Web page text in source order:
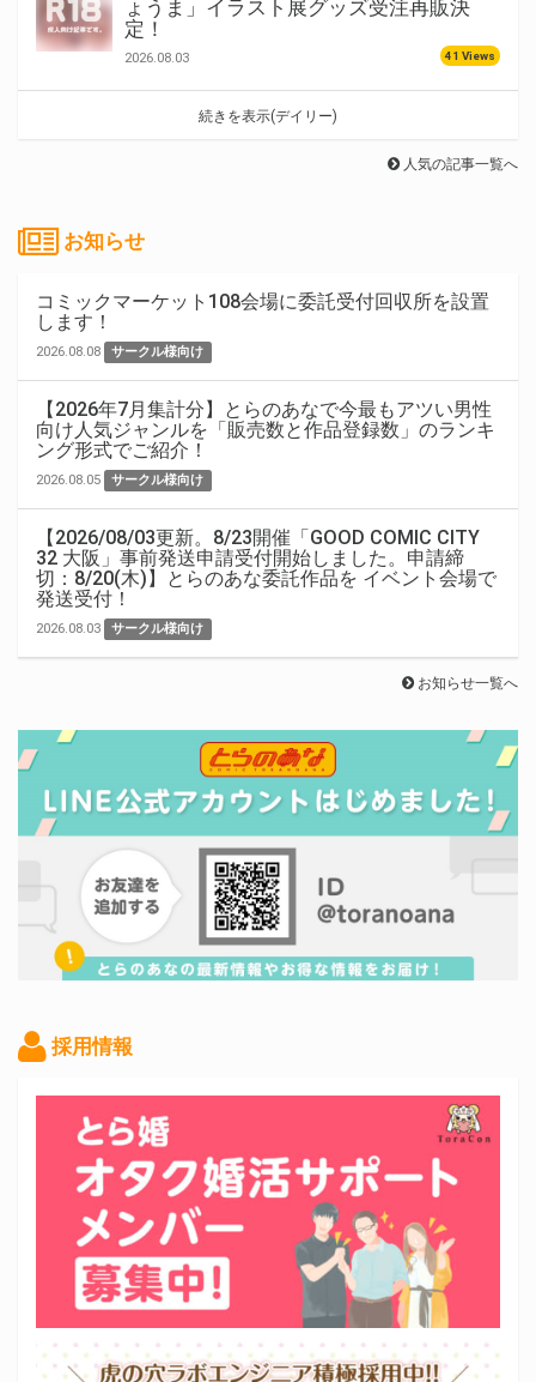
ょうま」イラスト展グッズ受注再販決
定！
2026.08.03 41 Views
続きを表示(デイリー)
人気の記事一覧へ
お知らせ
コミックマーケット108会場に委託受付回収所を設置
します！
2026.08.08 サークル様向け
【2026年7月集計分】とらのあなで今最もアツい男性
向け人気ジャンルを「販売数と作品登録数」のランキ
ング形式でご紹介！
2026.08.05 サークル様向け
【2026/08/03更新。8/23開催「GOOD COMIC CITY
32 大阪」事前発送申請受付開始しました。申請締
切：8/20(木)】とらのあな委託作品を イベント会場で
発送受付！
2026.08.03 サークル様向け
お知らせ一覧へ
採用情報